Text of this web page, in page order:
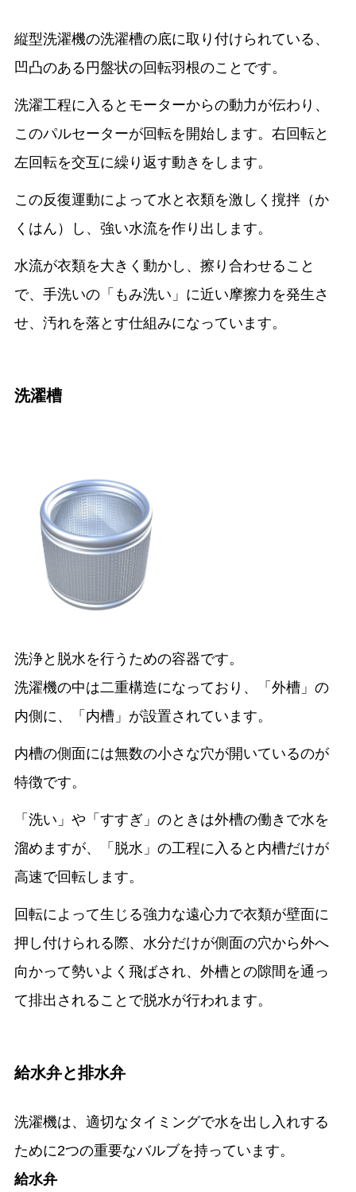
縦型洗濯機の洗濯槽の底に取り付けられている、
凹凸のある円盤状の回転羽根のことです。
洗濯工程に入るとモーターからの動力が伝わり、
このパルセーターが回転を開始します。右回転と
左回転を交互に繰り返す動きをします。
この反復運動によって水と衣類を激しく撹拌（か
くはん）し、強い水流を作り出します。
水流が衣類を大きく動かし、擦り合わせること
で、手洗いの「もみ洗い」に近い摩擦力を発生さ
せ、汚れを落とす仕組みになっています。
洗濯槽
洗浄と脱水を行うための容器です。
洗濯機の中は二重構造になっており、「外槽」の
内側に、「内槽」が設置されています。
内槽の側面には無数の小さな穴が開いているのが
特徴です。
「洗い」や「すすぎ」のときは外槽の働きで水を
溜めますが、「脱水」の工程に入ると内槽だけが
高速で回転します。
回転によって生じる強力な遠心力で衣類が壁面に
押し付けられる際、水分だけが側面の穴から外へ
向かって勢いよく飛ばされ、外槽との隙間を通っ
て排出されることで脱水が行われます。
給水弁と排水弁
洗濯機は、適切なタイミングで水を出し入れする
ために2つの重要なバルブを持っています。
給水弁